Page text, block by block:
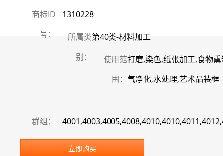
商标ID
号：
1310228
所属类
别：
第40类-材料加工
使用范
围：
打磨,染色,纸张加工,食物
气净化,水处理,艺术品装框
群组：
立即购买